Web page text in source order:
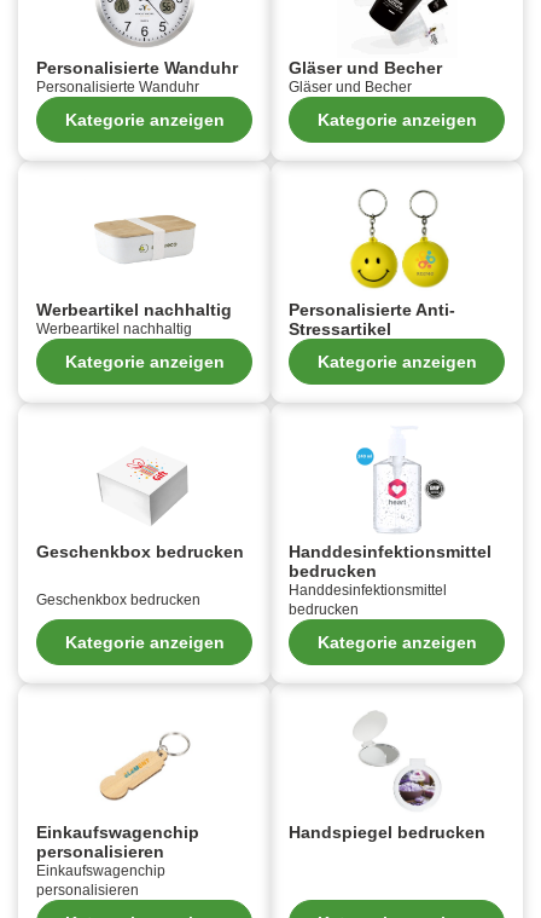
Personalisierte Wanduhr
Personalisierte Wanduhr
Kategorie anzeigen
Gläser und Becher
Gläser und Becher
Kategorie anzeigen
Werbeartikel nachhaltig
Werbeartikel nachhaltig
Kategorie anzeigen
Personalisierte Anti-
Stressartikel
Kategorie anzeigen
Geschenkbox bedrucken
Geschenkbox bedrucken
Kategorie anzeigen
Handdesinfektionsmittel
bedrucken
Handdesinfektionsmittel
bedrucken
Kategorie anzeigen
Einkaufswagenchip
personalisieren
Einkaufswagenchip
personalisieren
Handspiegel bedrucken